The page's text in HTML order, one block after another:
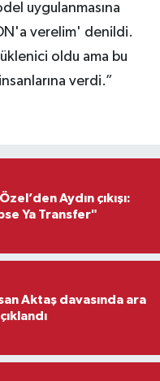
uygulanmasına
verelim' denildi.
oldu ama bu
verdi.”
Aydın çıkışı:
Ya Transfer"
Aktaş davasında ara